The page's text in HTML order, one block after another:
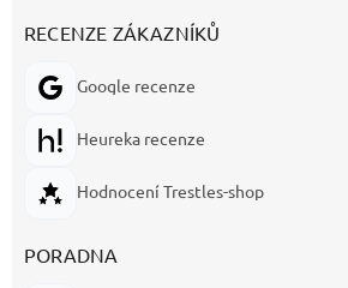
RECENZE ZÁKAZNÍKŮ
Google recenze
Heureka recenze
Hodnocení Trestles-shop
PORADNA